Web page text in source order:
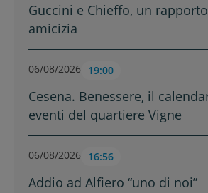
Guccini e Chieffo, un
amicizia
06/08/2026 19:00
Cesena. Benessere, il
eventi del quartiere Vigne
06/08/2026 16:56
Addio ad Alfiero “uno di noi”